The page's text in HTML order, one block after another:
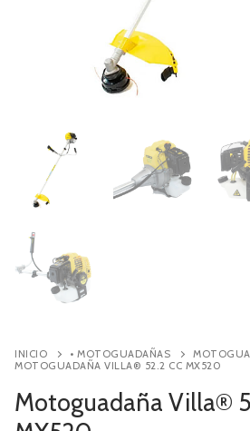
INICIO • MOTOGUADAÑAS
MOTOGUADAÑA VILLA® 52.2 CC MX520
Motoguadaña Villa®